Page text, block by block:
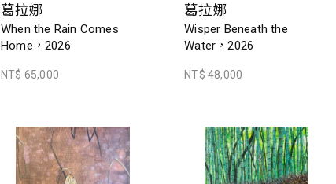
葛拉娜
When the Rain Comes
Home，2026
NT$ 65,000
葛拉娜
Wisper Beneath the
Water，2026
NT$ 48,000